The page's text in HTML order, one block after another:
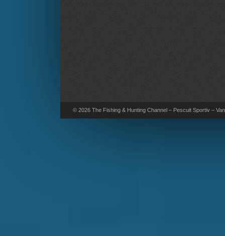
© 2026 The Fishing & Hunting Channel – Pescuit Sportiv –